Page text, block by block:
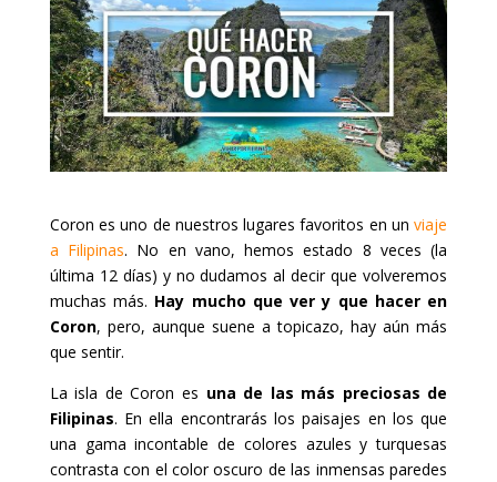
Coron es uno de nuestros lugares favoritos en unviaje
a Filipinas. No en vano, hemos estado 8 veces (la
última 12 días) y no dudamos al decir que volveremos
muchas más. Hay mucho que ver y que hacer en
Coron, pero, aunque suene a topicazo, hay aún más
que sentir.
La isla de Coron es una de las más preciosas de
Filipinas. En ella encontrarás los paisajes en los que
una gama incontable de colores azules y turquesas
contrasta con el color oscuro de las inmensas paredes